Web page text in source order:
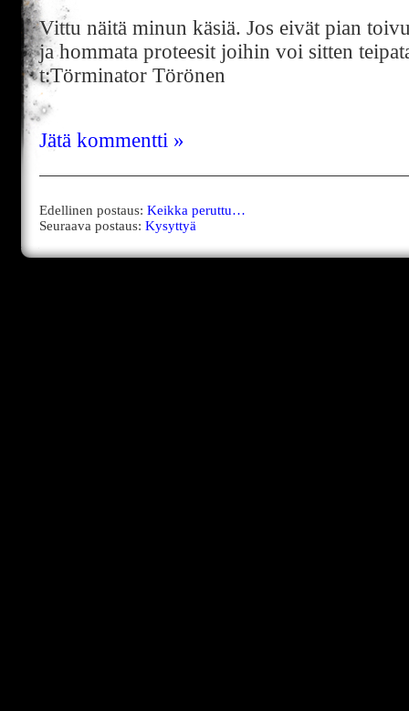
Vittu näitä minun käsiä. Jos eivät pian
ja hommata proteesit joihin voi sitten
t:Törminator Törönen
Jätä kommentti »
Edellinen postaus: Keikka peruttu…
Seuraava postaus: Kysyttyä